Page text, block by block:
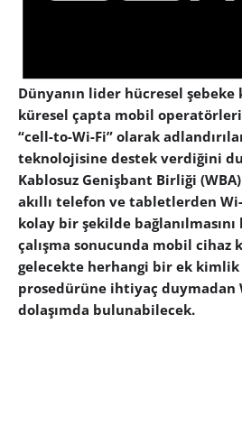
Dünyanın lider hücresel
küresel çapta mobil operatörleri
“cell-to-Wi-Fi” olarak
teknolojisine destek verdiğini
Kablosuz Genişbant Birliği
akıllı telefon ve tabletlerden
kolay bir şekilde
çalışma sonucunda mobil cihaz
gelecekte herhangi bir ek
prosedürüne ihtiyaç duymadan
dolaşımda bulunabilecek.